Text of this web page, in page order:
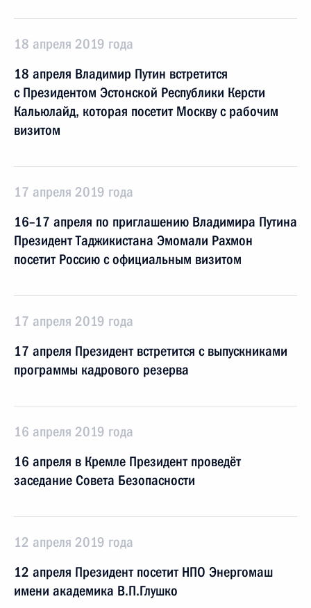
18 апреля 2019 года
18 апреля Владимир Путин встретится
с Президентом Эстонской Республики Керсти
Кальюлайд, которая посетит Москву с рабочим
визитом
17 апреля 2019 года
16–17 апреля по приглашению Владимира Путина
Президент Таджикистана Эмомали Рахмон
посетит Россию с официальным визитом
17 апреля 2019 года
17 апреля Президент встретится с выпускниками
программы кадрового резерва
16 апреля 2019 года
16 апреля в Кремле Президент проведёт
заседание Совета Безопасности
12 апреля 2019 года
12 апреля Президент посетит НПО Энергомаш
имени академика В.П.Глушко